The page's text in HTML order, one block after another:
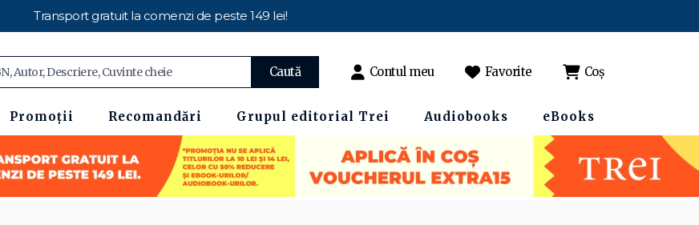
Transport gratuit la comenzi de peste 149 lei!
Caută Contul meu Favorite Coș
Promoții Recomandări Grupul editorial Trei Audiobooks eBooks